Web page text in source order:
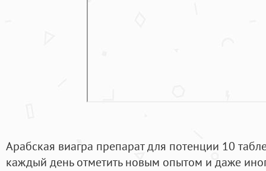
Арабская виагра препарат для потенции 10
каждый день отметить новым опытом и даже